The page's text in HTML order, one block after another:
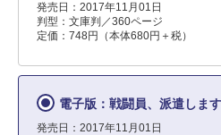
発売日：2017年11月01日
判型：文庫判／360ページ
定価：748円（本体680円＋税）
電子版：戦闘員、派遣します
発売日：2017年11月01日